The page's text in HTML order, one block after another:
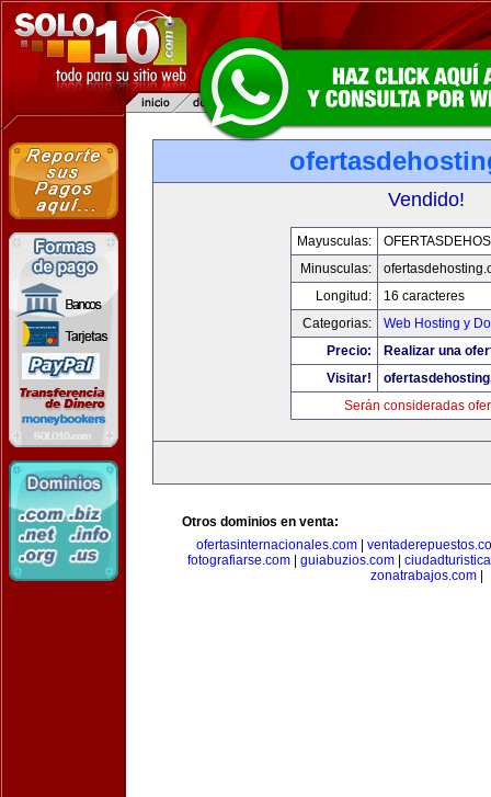
Vendido!
Mayusculas:
Minusculas:
Longitud:
16 caracteres
Categorias:
Web Hosting y
Precio:
Realizar una
Visitar!
Serán consideradas
Otros dominios en venta:
ofertasinternacionales.com|
fotografiarse.com
guiabuzios.com
zonatrabajos.com|